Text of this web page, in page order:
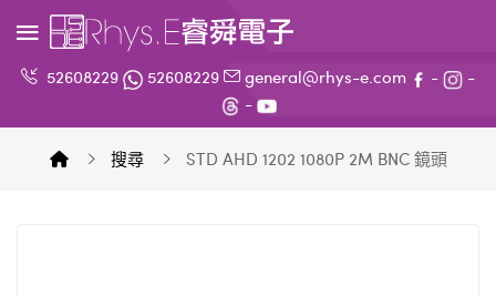
52608229 52608229 general@rhys-e.com -
-
-
搜尋 STD AHD 1202 1080P 2M BNC 鏡頭